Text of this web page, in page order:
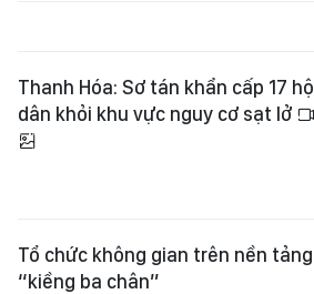
Thanh Hóa: Sơ tán khẩn cấp 17 hộ
dân khỏi khu vực nguy cơ sạt lở
Tổ chức không gian trên nền tảng
“kiềng ba chân”